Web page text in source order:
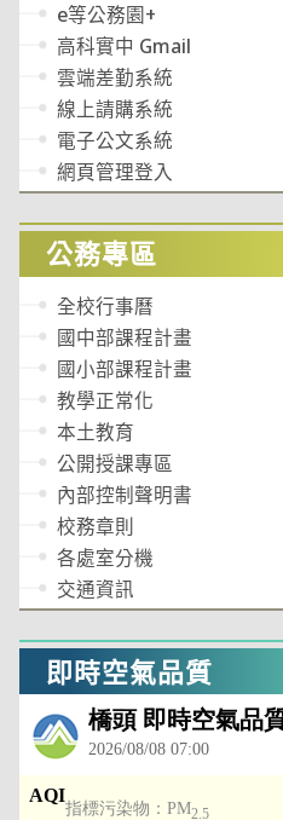
e等公務園+
高科實中 Gmail
雲端差勤系統
線上請購系統
電子公文系統
網頁管理登入
公務專區
全校行事曆
國中部課程計畫
國小部課程計畫
教學正常化
本土教育
公開授課專區
內部控制聲明書
校務章則
各處室分機
交通資訊
即時空氣品質